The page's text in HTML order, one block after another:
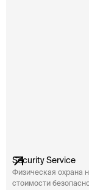
Security Service
Физическая охрана
стоимости